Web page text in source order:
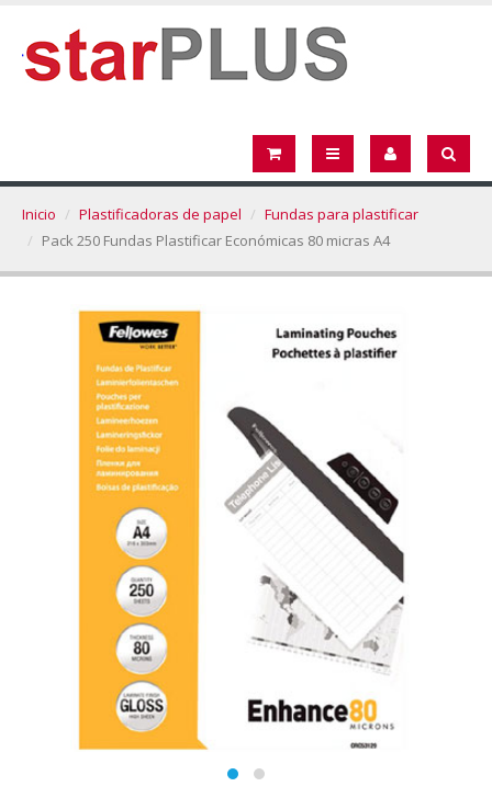
Inicio Plastificadoras de papel
Fundas para plastificar
Pack 250 Fundas Plastificar Económicas 80 micras A4